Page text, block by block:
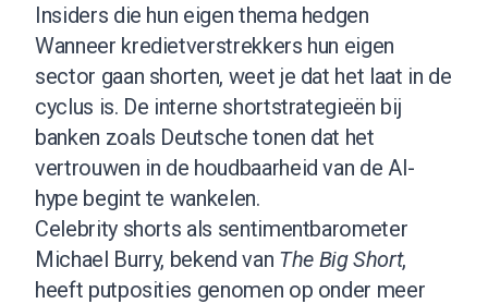
Insiders die hun eigen thema hedgen
Wanneer kredietverstrekkers hun eigen
sector gaan shorten, weet je dat het laat in de
cyclus is. De interne shortstrategieën bij
banken zoals Deutsche tonen dat het
vertrouwen in de houdbaarheid van de AI-
hype begint te wankelen.
Celebrity shorts als sentimentbarometer
Michael Burry, bekend van The Big Short,
heeft putposities genomen op onder meer